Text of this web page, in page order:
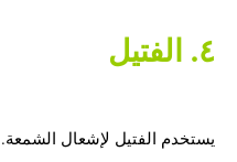
٤. الفتيل
يستخدم الفتيل لإشعال الشمعة.